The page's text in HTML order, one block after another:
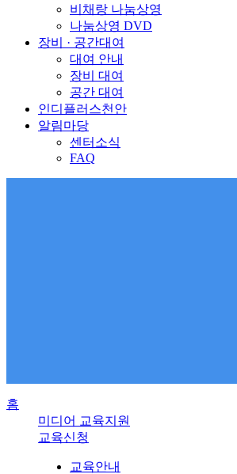
비채랑 나눔상영
나눔상영 DVD
장비 · 공간대여
대여 안내
장비 대여
공간 대여
인디플러스천안
알림마당
센터소식
FAQ
홈
미디어 교육지원
교육신청
교육안내